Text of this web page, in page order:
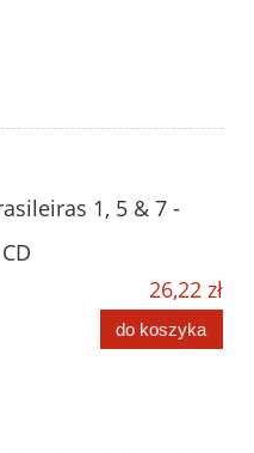
1, 5 & 7 -
26,22 zł
do koszyka